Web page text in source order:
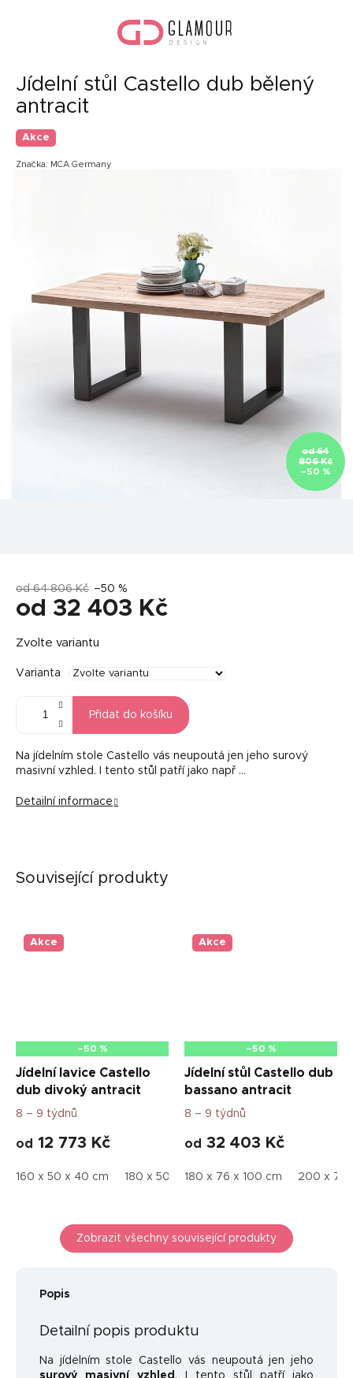
Jídelní stůl Castello dub bělený
antracit
Akce
Značka: MCA Germany
od 64
806 Kč
–50 %
od 64 806 Kč –50 %
od 32 403 Kč
cena:
Zvolte variantu
Varianta
Přidat do košíku
Na jídelním stole Castello vás neupoutá jen jeho surový
masivní vzhled. I tento stůl patří jako např …
Detailní informace
Související produkty
Akce
–50 %
Jídelní lavice Castello
dub divoký antracit
8 – 9 týdnů
od 12 773 Kč
160 x 50 x 40 cm 180 x 50 x 40 cm 200 x 50 x 40 cm
Akce
–50 %
Jídelní stůl Castello dub
bassano antracit
8 – 9 týdnů
od 32 403 Kč
180 x 76 x 100 cm 200 x 76
Zobrazit všechny související produkty
Popis
Detailní popis produktu
Na jídelním stole Castello vás neupoutá jen jeho
surový masivní vzhled . I tento stůl patří jako